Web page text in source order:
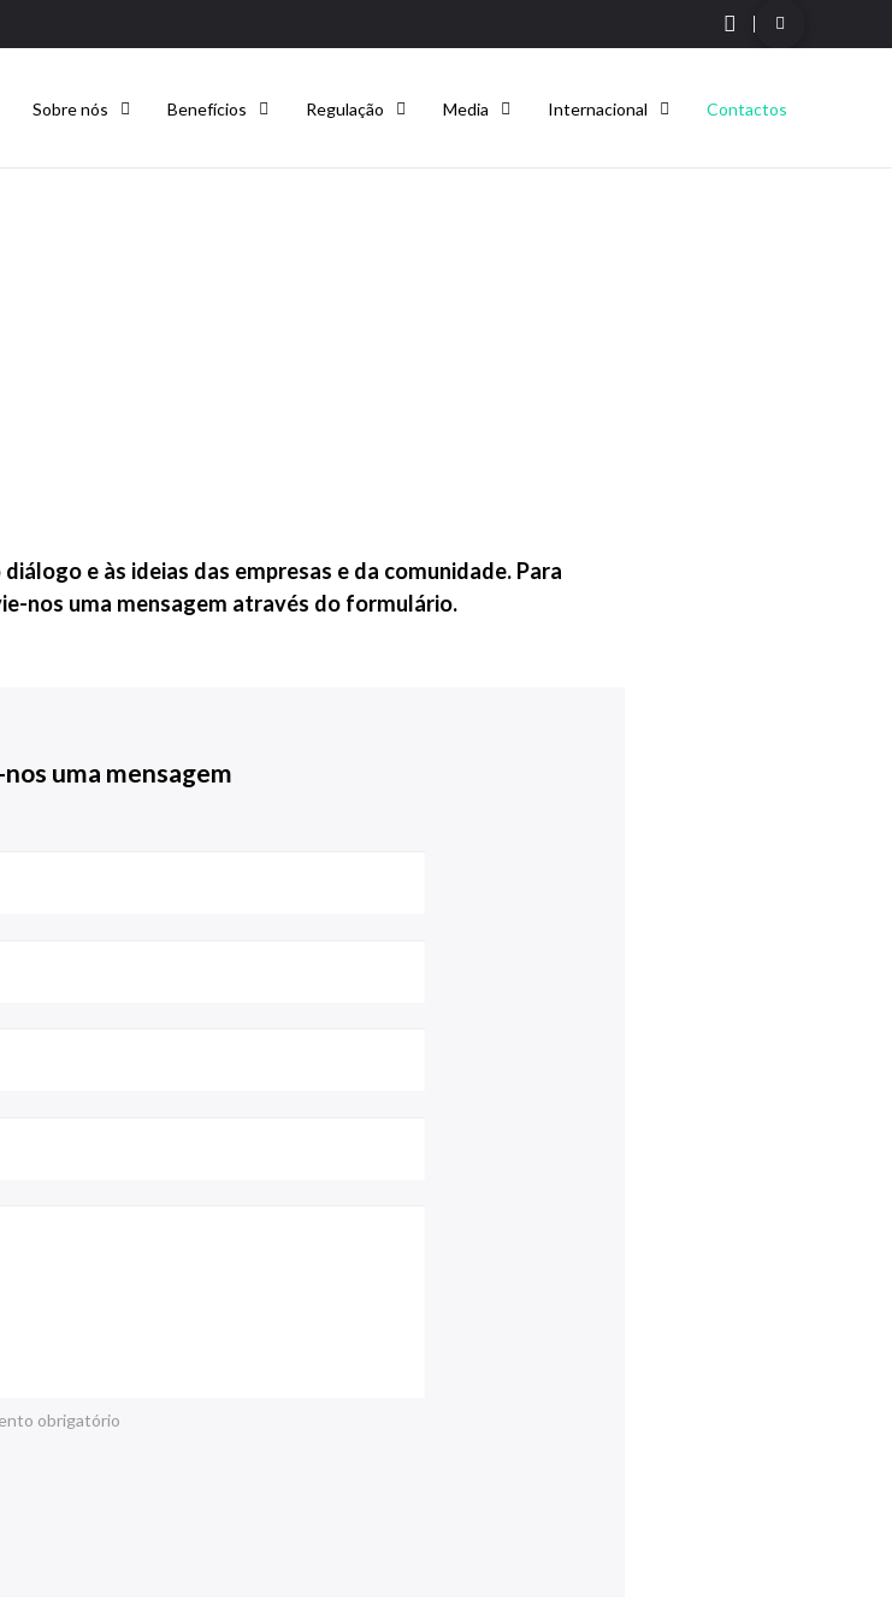
Sobre nós Benefícios Regulação Media Internacional Contactos
e às ideias das empresas e da comunidade. Para
nos uma mensagem através do formulário.
nos uma mensagem
obrigatório